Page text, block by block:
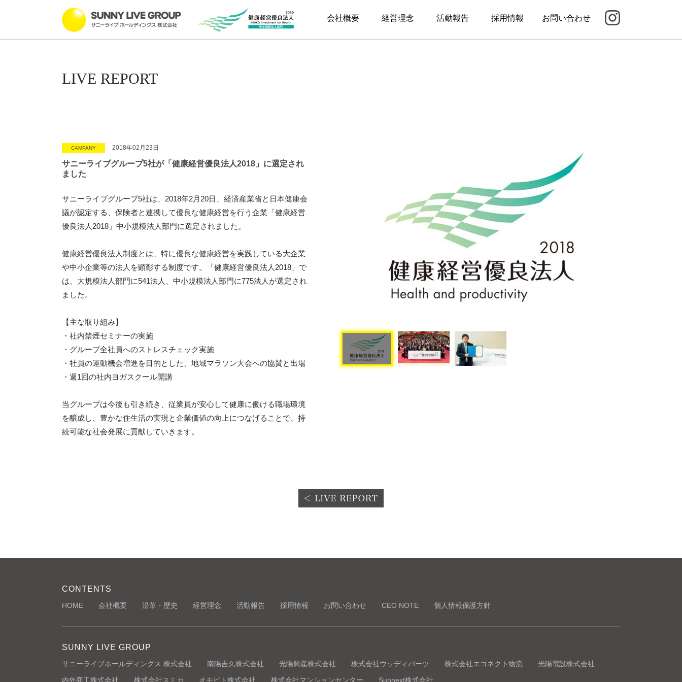
会社概要 経営理念 活動報告 採用情報 お問い合わせ
LIVE REPORT
CAMPANY 2018年02月23日
サニーライブグループ5社が「健康経営優良法人2018」に選定され
ました
サニーライブグループ5社は、2018年2月20日、経済産業省と日本健康会
議が認定する、保険者と連携して優良な健康経営を行う企業「健康経営
優良法人2018」中小規模法人部門に選定されました。
健康経営優良法人制度とは、特に優良な健康経営を実践している大企業
や中小企業等の法人を顕彰する制度です。「健康経営優良法人2018」で
は、大規模法人部門に541法人、中小規模法人部門に775法人が選定され
ました。
【主な取り組み】
・社内禁煙セミナーの実施
・グループ全社員へのストレスチェック実施
・社員の運動機会増進を目的とした、地域マラソン大会への協賛と出場
・週1回の社内ヨガスクール開講
当グループは今後も引き続き、従業員が安心して健康に働ける職場環境
を醸成し、豊かな住生活の実現と企業価値の向上につなげることで、持
続可能な社会発展に貢献していきます。
CONTENTS
HOME 会社概要 沿革・歴史 経営理念 活動報告 採用情報 お問い合わせ CEO NOTE 個人情報保護方針
SUNNY LIVE GROUP
サニーライブホールディングス 株式会社 南陽吉久株式会社 光陽興産株式会社 株式会社ウッディパーツ 株式会社エコネクト物流
光陽電設株式会社
内外商工株式会社
株式会社スミカ オモビト株式会社 株式会社マンションセンター Sunnext株式会社